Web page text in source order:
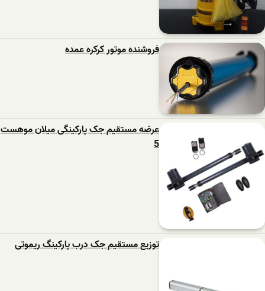
فروشنده موتور کرکره عمده
عرضه مستقیم جک پارکینگی میلان موهست
5
توزیع مستقیم جک درب پارکینگ ریموتی